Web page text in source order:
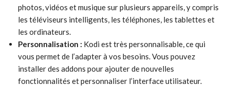
photos, vidéos et musique sur plusieurs appareils, y compris
les téléviseurs intelligents, les téléphones, les tablettes et
les ordinateurs.
Personnalisation : Kodi est très personnalisable, ce qui
vous permet de l’adapter à vos besoins. Vous pouvez
installer des addons pour ajouter de nouvelles
fonctionnalités et personnaliser l’interface utilisateur.